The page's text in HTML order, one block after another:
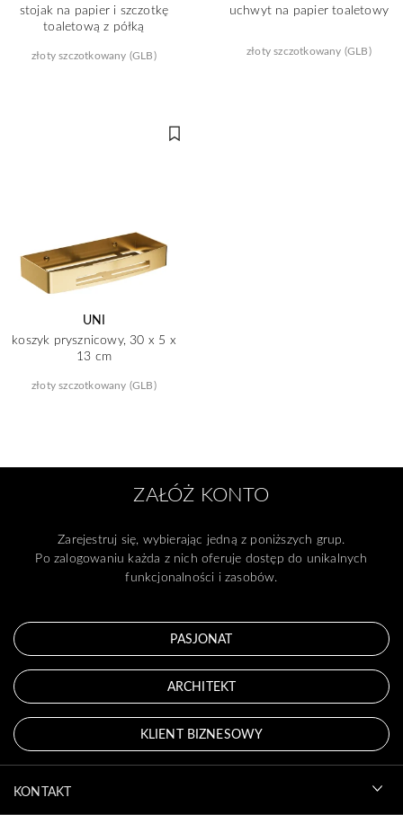
stojak na papier i szczotkę
toaletową z półką
złoty szczotkowany (GLB)
uchwyt na papier toaletowy
złoty szczotkowany (GLB)
UNI
koszyk prysznicowy, 30 x 5 x
13 cm
złoty szczotkowany (GLB)
ZAŁÓŻ KONTO
Zarejestruj się, wybierając jedną z poniższych grup.
Po zalogowaniu każda z nich oferuje dostęp do unikalnych
funkcjonalności i zasobów.
PASJONAT
ARCHITEKT
KLIENT BIZNESOWY
KONTAKT